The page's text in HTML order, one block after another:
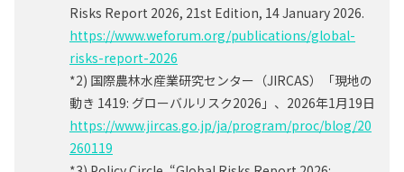
Risks Report 2026, 21st Edition, 14 January 2026.
https://www.weforum.org/publications/global-
risks-report-2026
*2) 国際農林水産業研究センター（JIRCAS）「現地の
動き 1419: グローバルリスク2026」、2026年1月19日
https://www.jircas.go.jp/ja/program/proc/blog/20
260119